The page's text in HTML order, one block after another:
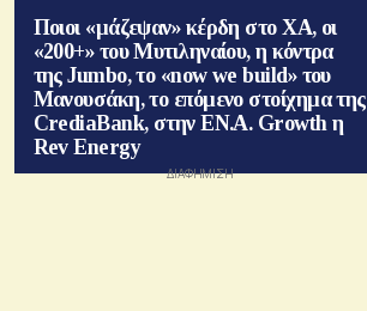
Ποιοι «μάζεψαν» κέρδη στο ΧΑ, οι
«200+» του Μυτιληναίου, η κόντρα
της Jumbo, το «now we build» του
Μανουσάκη, το επόμενο στοίχημα της
CrediaBank, στην ΕΝ.Α. Growth η
Rev Energy